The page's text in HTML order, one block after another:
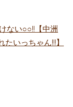
ない○○!!【中洲
いっちゃん!!!】